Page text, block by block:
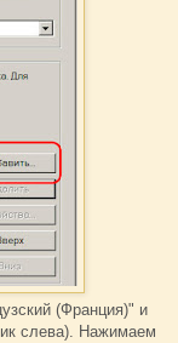
(Франция)" и
слева). Нажимаем